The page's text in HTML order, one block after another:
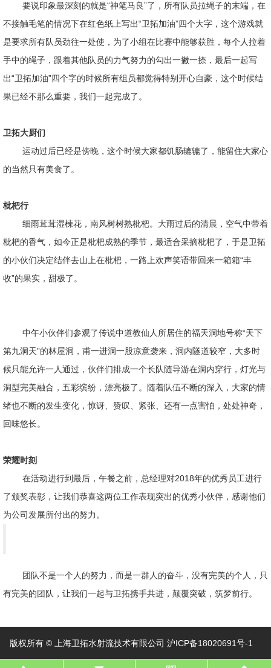
要说印象最深刻的就是“神笔马良”了，所有队员拉绳子的末端，在
不接触毛笔的情况下在红色纸上写出“卫拓加油”四个大字，这个游戏就
是要求所有队员劲往一处使，为了小组在比赛中能够获胜，每个人拉着
手中的绳子，跟着其他队员的力气努力的勾出一撇一捺，最后一起写
出“卫拓加油”四个字的时候所有组员都觉得特别开心自豪，这个时候结
果已经不那么重要，我们一起完成了。
卫拓大厨们
运动过后已经是傍晚，这个时候大家都饥肠辘辘了，能留住大家心
的当然只有美食了。
枇杷行
细雨茸茸湿楝花，南风树树熟枇杷。大雨过后的清晨，空气中带着
枇杷的香气，如今正是枇杷成熟的季节，最适合采摘枇杷了，于是卫拓
的小伙们决定结伴去山上在枇杷，一路上欢声笑语带回来一箱箱“丰
收”的果实，甜极了。
中午小伙伴们参观了传说中道教仙人所居住的福天洞地号称“天下
第九洞天”的林屋洞，甫一进洞一股凉意袭来，洞内隧道较窄，大多时
候只能允许一人通过，伙伴们排成一个长队随导游在洞内穿行，灯光与
洞型完美融合，五彩缤纷，漂亮极了。随着队伍不断的深入，大家的情
绪也不断的发生变化，惊讶、赞叹、紧张、还有一点害怕，处处神奇，
回味悠长。
荣耀时刻
在活动进行到最后，午餐之前，总经理对2018年的优秀员工进行
了颁奖表彰，让我们恭喜这两位工作表现突出的优秀小伙伴，感谢他们
为公司发展所付出的努力。
团队不是一个人的努力，而是一群人的奋斗，没有完美的个人，只
有完美的团队，让我们一起与卫拓携手共进，颠覆突破，筑梦前行。
版权所有 © 上海卫拓水射流技术有限公司 沪ICP备18020691号-1